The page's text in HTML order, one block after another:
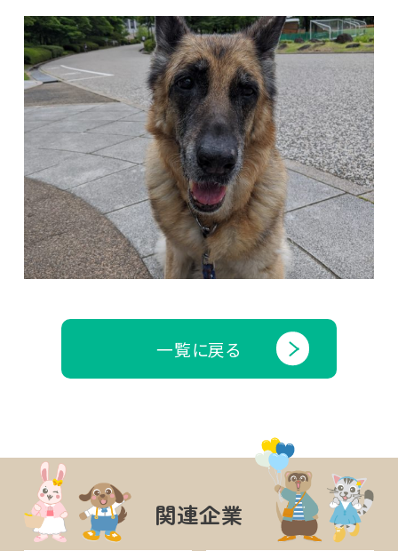
一覧に戻る
関連企業